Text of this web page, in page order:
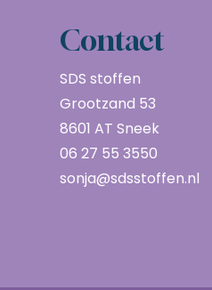
Contact
SDS stoffen
Grootzand 53
8601 AT Sneek
06 27 55 3550
sonja@sdsstoffen.nl